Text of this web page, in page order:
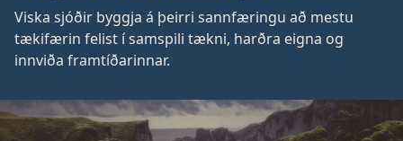
Viska sjóðir byggja á þeirri sannfæringu að mestu
tækifærin felist í samspili tækni, harðra eigna og
innviða framtíðarinnar.